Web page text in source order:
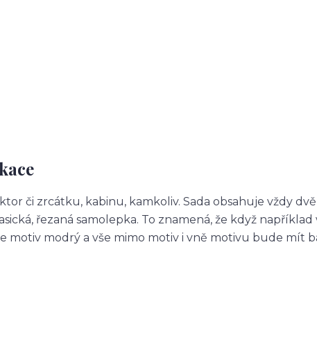
či zrcátku, kabinu, kamkoliv. Sada obsahuje vždy
řezaná samolepka. To znamená, že když
motiv modrý a vše mimo motiv i vně motivu bude mít